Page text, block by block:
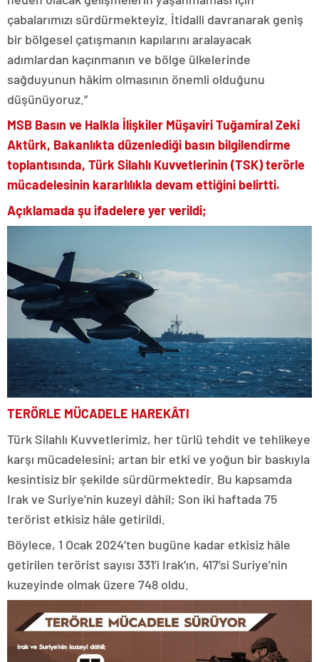
çabalarımızı sürdürmekteyiz. İtidalli davranarak geniş
bir bölgesel çatışmanın kapılarını aralayacak
adımlardan kaçınmanın ve bölge ülkelerinde
sağduyunun hâkim olmasının önemli olduğunu
düşünüyoruz.”
MSB Basın ve Halkla İlişkiler Müşaviri Tuğamiral Zeki
Aktürk, Bakanlıkta düzenlediği basın bilgilendirme
toplantısında, Türk Silahlı Kuvvetlerinin (TSK) terörle
mücadelesinin kararlılıkla devam ettiğini belirtti.
Açıklamada şu ifadelere yer verildi;
TERÖRLE MÜCADELE HAREKÂTI
Türk Silahlı Kuvvetlerimiz, her türlü tehdit ve tehlikeye
karşı mücadelesini; artan bir etki ve yoğun bir baskıyla
kesintisiz bir şekilde sürdürmektedir. Bu kapsamda
Irak ve Suriye’nin kuzeyi dâhil; Son iki haftada 75
terörist etkisiz hâle getirildi.
Böylece, 1 Ocak 2024’ten bugüne kadar etkisiz hâle
getirilen terörist sayısı 331’i Irak’ın, 417’si Suriye’nin
kuzeyinde olmak üzere 748 oldu.